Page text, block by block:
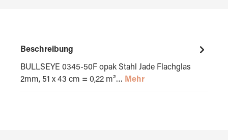
Beschreibung
BULLSEYE 0345-50F opak Stahl Jade Flachglas
2mm, 51 x 43 cm = 0,22 m²… Mehr